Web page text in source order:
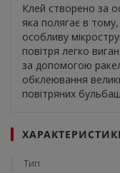
Клей створено за
яка полягає в
особливу
повітря легко
за допомогою
обклеювання
повітряних
Тип